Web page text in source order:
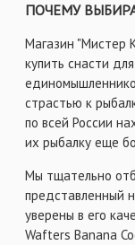
ПОЧЕМУ
Магазин "Мистер
купить снасти
страстью к
по всей России
их рыбалку еще
Мы тщательно
представленный
уверены в его
Wafters Banana